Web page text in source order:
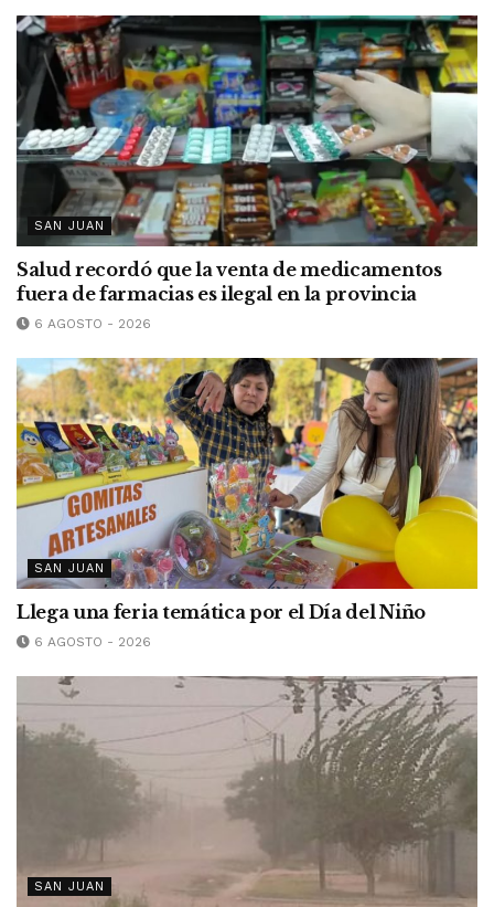
SAN JUAN
Salud recordó que la venta de medicamentos
fuera de farmacias es ilegal en la provincia
6 AGOSTO - 2026
SAN JUAN
Llega una feria temática por el Día del Niño
6 AGOSTO - 2026
SAN JUAN